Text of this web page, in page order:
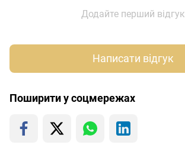
Додайте перший відгук
Написати відгук
Поширити у соцмережах